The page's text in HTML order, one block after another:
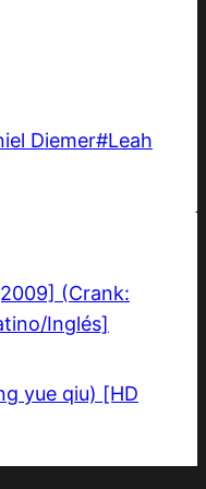
Diemer#Leah
(Crank:
Inglés]
yue qiu) [HD